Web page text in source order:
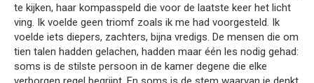
te kijken, haar kompasspeld die voor de laatste keer het licht
ving. Ik voelde geen triomf zoals ik me had voorgesteld. Ik
voelde iets diepers, zachters, bijna vredigs. De mensen die om
tien talen hadden gelachen, hadden maar één les nodig gehad:
soms is de stilste persoon in de kamer degene die elke